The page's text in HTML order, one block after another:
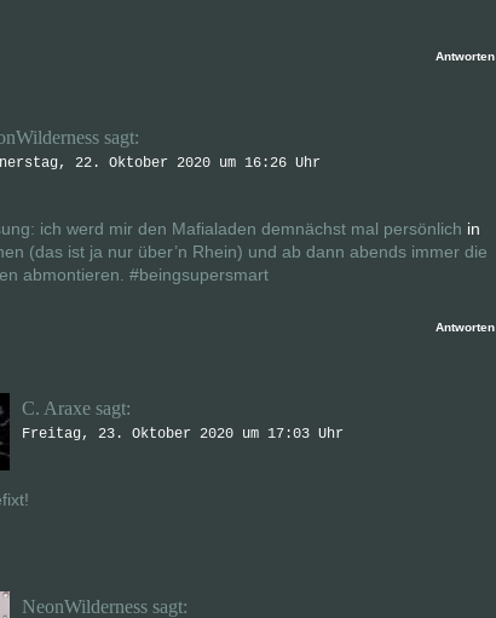
Antworten
sagt:
22. Oktober 2020 um 16:26 Uhr
ich werd mir den Mafialaden demnächst mal persönlich in
(das ist ja nur über’n Rhein) und ab dann abends immer die
abmontieren. #beingsupersmart
Antworten
C. Araxe sagt:
Freitag, 23. Oktober 2020 um 17:03 Uhr
NeonWilderness sagt: